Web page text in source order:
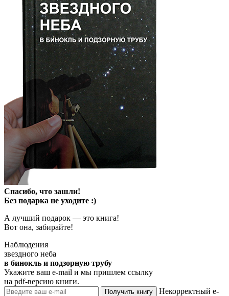
Спасибо, что зашли!
Без подарка не уходите :)
А лучший подарок — это книга!
Вот она, забирайте!
Наблюдения
звездного неба
в бинокль и подзорную трубу
Укажите ваш e-mail и мы пришлем ссылку
на pdf-версию книги.
Получить книгу
Некорректный e-